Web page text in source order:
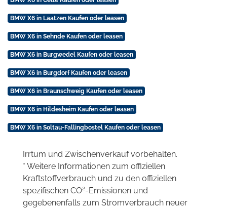
BMW X6 in Laatzen Kaufen oder leasen
BMW X6 in Sehnde Kaufen oder leasen
BMW X6 in Burgwedel Kaufen oder leasen
BMW X6 in Burgdorf Kaufen oder leasen
BMW X6 in Braunschweig Kaufen oder leasen
BMW X6 in Hildesheim Kaufen oder leasen
BMW X6 in Soltau-Fallingbostel Kaufen oder leasen
Irrtum und Zwischenverkauf vorbehalten.
* Weitere Informationen zum offiziellen
Kraftstoffverbrauch und zu den offiziellen
spezifischen CO2-Emissionen und
gegebenenfalls zum Stromverbrauch neuer